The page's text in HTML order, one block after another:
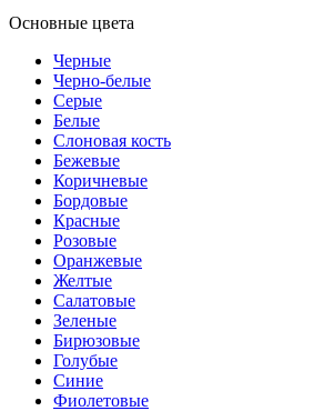
Основные цвета
Черные
Черно-белые
Серые
Белые
Слоновая кость
Бежевые
Коричневые
Бордовые
Красные
Розовые
Оранжевые
Желтые
Салатовые
Зеленые
Бирюзовые
Голубые
Синие
Фиолетовые